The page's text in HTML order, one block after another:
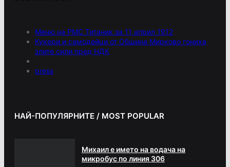
Меню на РМС Титаник за 11 април 1912
Кукери и самодейци от Община Мирково гониха
злите сили пред НДК
press
НАЙ-ПОПУЛЯРНИТЕ / MOST POPULAR
Михаил е името на водача на
микробус по линия 306